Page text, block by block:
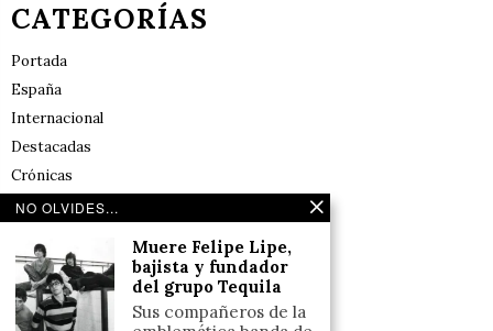
CATEGORÍAS
Portada
España
Internacional
Destacadas
Crónicas
Noticias de deportes en España
Reflexiones
LINKS
NO OLVIDES...
Muere Felipe Lipe,
bajista y fundador
del grupo Tequila
Sus compañeros de la